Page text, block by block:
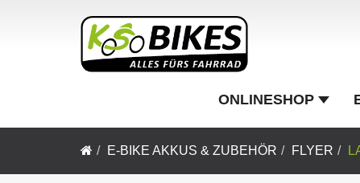
ONLINESHOP
E-BIKE AKKUS & ZUBEHÖR FLYER